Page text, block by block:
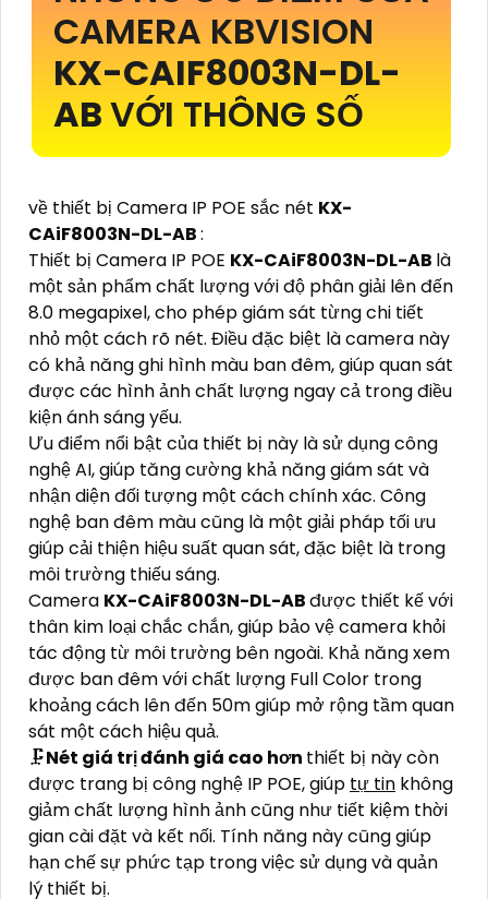
CAMERA KBVISION
KX-CAIF8003N-DL-
ABVỚI THÔNG SỐ
về thiết bị Camera IP POE sắc nét KX-
CAiF8003N-DL-AB:
Thiết bị Camera IP POE KX-CAiF8003N-DL-AB là
một sản phẩm chất lượng với độ phân giải lên đến
8.0 megapixel, cho phép giám sát từng chi tiết
nhỏ một cách rõ nét. Điều đặc biệt là camera này
có khả năng ghi hình màu ban đêm, giúp quan sát
được các hình ảnh chất lượng ngay cả trong điều
kiện ánh sáng yếu.
Ưu điểm nổi bật của thiết bị này là sử dụng công
nghệ AI, giúp tăng cường khả năng giám sát và
nhận diện đối tượng một cách chính xác. Công
nghệ ban đêm màu cũng là một giải pháp tối ưu
giúp cải thiện hiệu suất quan sát, đặc biệt là trong
môi trường thiếu sáng.
Camera KX-CAiF8003N-DL-ABđược thiết kế với
thân kim loại chắc chắn, giúp bảo vệ camera khỏi
tác động từ môi trường bên ngoài. Khả năng xem
được ban đêm với chất lượng Full Color trong
khoảng cách lên đến 50m giúp mở rộng tầm quan
sát một cách hiệu quả.
🗜️Nét giá trị đánh giá cao hơn thiết bị này còn
được trang bị công nghệ IP POE, giúp tự tin không
giảm chất lượng hình ảnh cũng như tiết kiệm thời
gian cài đặt và kết nối. Tính năng này cũng giúp
hạn chế sự phức tạp trong việc sử dụng và quản
lý thiết bị.